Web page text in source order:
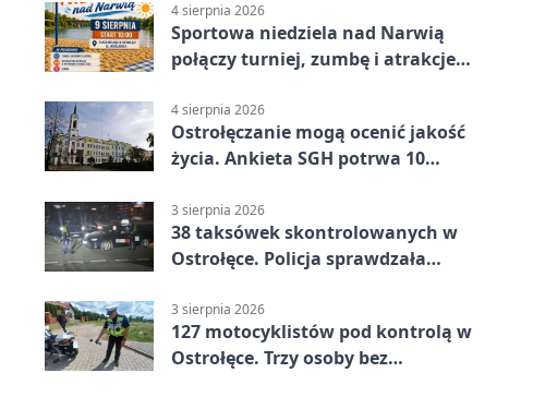
4 sierpnia 2026
Sportowa niedziela nad Narwią
połączy turniej, zumbę i atrakcje
4 sierpnia 2026
Ostrołęczanie mogą ocenić jakość
życia. Ankieta SGH potrwa 10
3 sierpnia 2026
38 taksówek skontrolowanych w
Ostrołęce. Policja sprawdzała
3 sierpnia 2026
127 motocyklistów pod kontrolą w
Ostrołęce. Trzy osoby bez